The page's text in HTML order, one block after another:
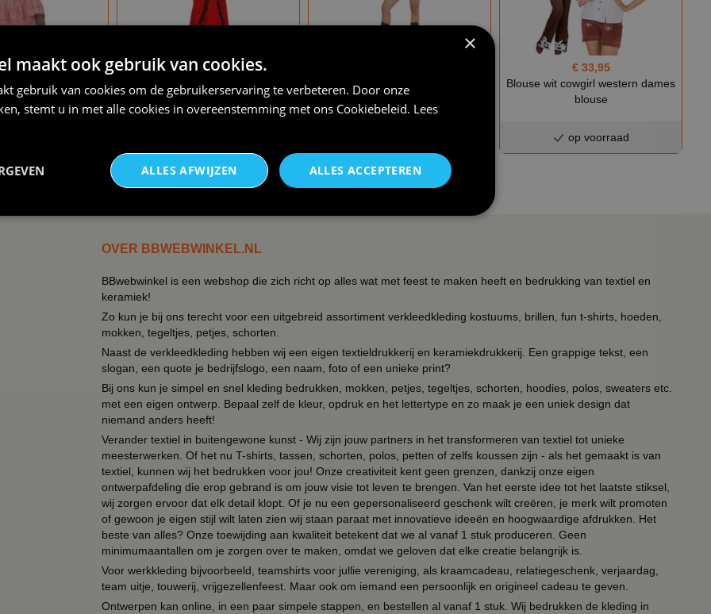
39,95
dames outfit
€ 57,50
Western lady
€ 33,95
Blouse wit cowgirl western dames
blouse
op voorraad
overzicht : Verkleedpakken volwassenen - dames - cowgirl western
OVER BBWEBWINKEL.NL
BBwebwinkel is een webshop die zich richt op alles wat met feest te maken heeft en bedrukking van textiel en
keramiek!
Zo kun je bij ons terecht voor een uitgebreid assortiment verkleedkleding kostuums, brillen, fun t-shirts, hoeden,
mokken, tegeltjes, petjes, schorten.
Naast de verkleedkleding hebben wij een eigen textieldrukkerij en keramiekdrukkerij. Een grappige tekst, een
slogan, een quote je bedrijfslogo, een naam, foto of een unieke print?
Bij ons kun je simpel en snel kleding bedrukken, mokken, petjes, tegeltjes, schorten, hoodies, polos, sweaters etc.
met een eigen ontwerp. Bepaal zelf de kleur, opdruk en het lettertype en zo maak je een uniek design dat
niemand anders heeft!
Verander textiel in buitengewone kunst - Wij zijn jouw partners in het transformeren van textiel tot unieke
meesterwerken. Of het nu T-shirts, tassen, schorten, polos, petten of zelfs koussen zijn - als het gemaakt is van
textiel, kunnen wij het bedrukken voor jou! Onze creativiteit kent geen grenzen, dankzij onze eigen
ontwerpafdeling die erop gebrand is om jouw visie tot leven te brengen. Van het eerste idee tot het laatste stiksel,
wij zorgen ervoor dat elk detail klopt. Of je nu een gepersonaliseerd geschenk wilt creëren, je merk wilt promoten
of gewoon je eigen stijl wilt laten zien wij staan paraat met innovatieve ideeën en hoogwaardige afdrukken. Het
beste van alles? Onze toewijding aan kwaliteit betekent dat we al vanaf 1 stuk produceren. Geen
minimumaantallen om je zorgen over te maken, omdat we geloven dat elke creatie belangrijk is.
Voor werkkleding bijvoorbeeld, teamshirts voor jullie vereniging, als kraamcadeau, relatiegeschenk, verjaardag,
team uitje, touwerij, vrijgezellenfeest. Maar ook om iemand een persoonlijk en origineel cadeau te geven.
Ontwerpen kan online, in een paar simpele stappen, en bestellen al vanaf 1 stuk. Wij bedrukken de kleding in
×
maakt ook gebruik van cookies.
gebruik van cookies om de gebruikerservaring te verbeteren. Door onze
stemt u in met alle cookies in overeenstemming met ons Cookiebeleid. Lees
ALLES ACCEPTEREN
ALLES AFWIJZEN